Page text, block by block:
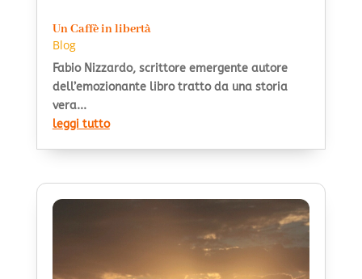
Un Caffè in libertà
Blog
Fabio Nizzardo, scrittore emergente autore
dell’emozionante libro tratto da una storia
vera...
leggi tutto